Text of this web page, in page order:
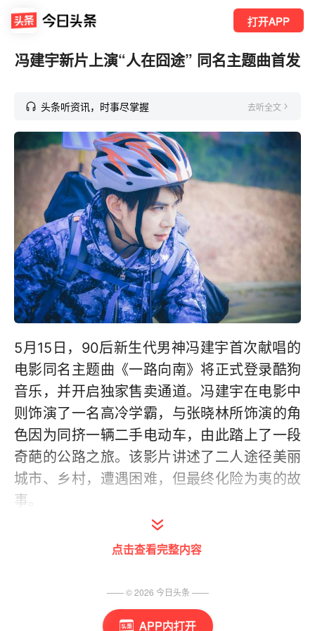
打开APP
APP内打开
冯建宇新片上演“人在囧途” 同名主题曲首发
头条听资讯，时事尽掌握 去听全文
5月15日，90后新生代男神冯建宇首次献唱的
电影同名主题曲《一路向南》将正式登录酷狗
音乐，并开启独家售卖通道。冯建宇在电影中
则饰演了一名高冷学霸，与张晓林所饰演的角
色因为同挤一辆二手电动车，由此踏上了一段
奇葩的公路之旅。该影片讲述了二人途径美丽
城市、乡村，遭遇困难，但最终化险为夷的故
事。
乐坊年度最具人气艺人。此次《一路向南》电
深情又充满正能量的方式表达了电影人物的情
感。而冯建宇磁性沉厚的嗓音，无疑是为歌曲
点击查看完整内容
—— ©2026 今日头条 ——